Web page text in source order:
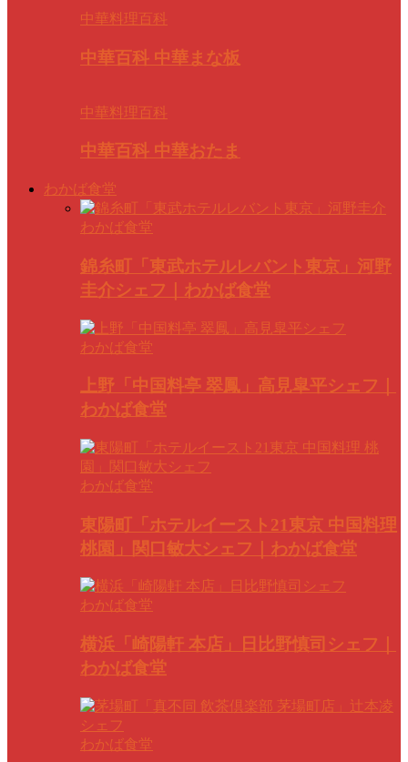
中華料理百科
中華百科 中華まな板
中華料理百科
中華百科 中華おたま
わかば食堂
わかば食堂
錦糸町「東武ホテルレバント東京」河野
圭介シェフ｜わかば食堂
わかば食堂
上野「中国料亭 翠鳳」高見皐平シェフ｜
わかば食堂
わかば食堂
東陽町「ホテルイースト21東京 中国料理
桃園」関口敏大シェフ｜わかば食堂
わかば食堂
横浜「崎陽軒 本店」日比野慎司シェフ｜
わかば食堂
わかば食堂